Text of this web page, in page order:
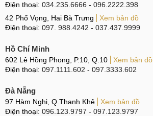
Hotline:037.437.9999
CN 2:398 Cầu Giấy, Q. Cầu Giấy
Hotline:096.2222.398
CN 3:42 Phố Vọng, Hai Bà Trưng
Tại TP Hồ Chí Minh
Điện thoại: 034.235.6666 - 096.2222.398
42 Phố Vọng, Hai Bà Trưng
Xem bản đồ
Điện thoại: 097. 988.4242 - 037.437.9999
Hồ Chí Minh
602 Lê Hồng Phong, P.10, Q.10
Xem bản đồ
Điện thoại: 097.1111.602 - 097.3333.602
Đà Nẵng
97 Hàm Nghi, Q.Thanh Khê
Xem bản đồ
Điện thoại: 096.123.9797 - 097.123.9797